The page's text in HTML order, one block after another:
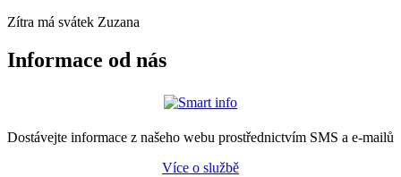
Zítra má svátek Zuzana
Informace od nás
Dostávejte informace z našeho webu prostřednictvím SMS a e-mailů
Více o službě